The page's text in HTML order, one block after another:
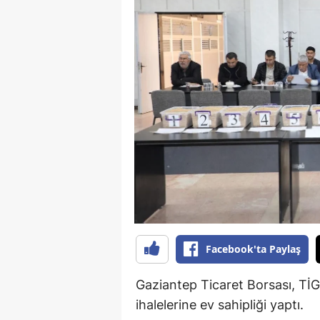
Facebook'ta Paylaş
Gaziantep Ticaret Borsası,
ihalelerine ev sahipliği yaptı.